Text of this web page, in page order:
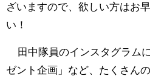
ざいますので、欲しい方はお
い！
田中隊員のインスタグラム
ゼント企画」など、たくさん